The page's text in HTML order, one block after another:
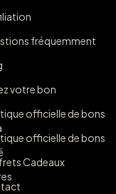
fréquemment
votre bon
officielle de bons
officielle de bons
Cadeaux